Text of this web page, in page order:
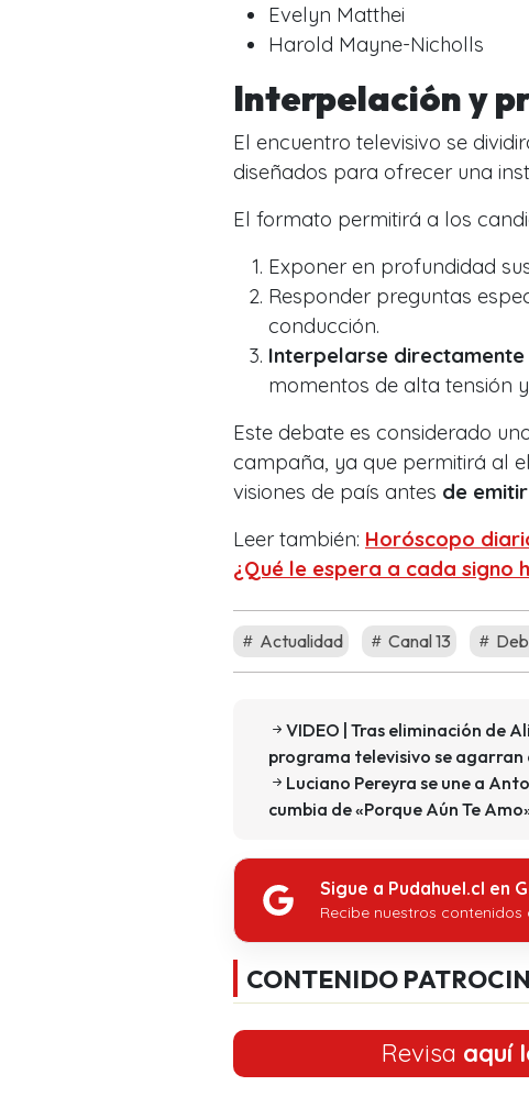
Evelyn Matthei
Harold Mayne-Nicholls
Interpelación y
El encuentro televisivo se
diseñados para ofrecer una
El formato permitirá a los
Exponer en profundidad
Responder preguntas
conducción.
Interpelarse directamente
momentos de alta tensión
Este debate es considerado
campaña, ya que permitirá al
visiones de país antes de
Leer también: Horóscopo
¿Qué le espera a cada signo
Actualidad Canal 13
VIDEO | Tras eliminación de
programa televisivo se agarran
Luciano Pereyra se une a
cumbia de «Porque Aún Te
Sigue a Pudahuel.cl en
Recibe nuestros contenidos
CONTENIDO
Revisa aquí